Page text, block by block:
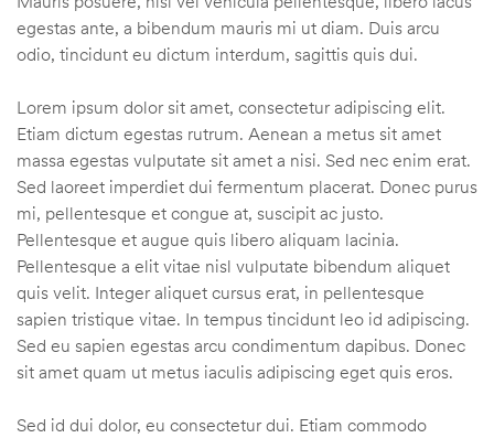
egestas ante, a bibendum mauris mi ut diam. Duis arcu
odio, tincidunt eu dictum interdum, sagittis quis dui.
Lorem ipsum dolor sit amet, consectetur adipiscing elit.
Etiam dictum egestas rutrum. Aenean a metus sit amet
massa egestas vulputate sit amet a nisi. Sed nec enim erat.
Sed laoreet imperdiet dui fermentum placerat. Donec purus
mi, pellentesque et congue at, suscipit ac justo.
Pellentesque et augue quis libero aliquam lacinia.
Pellentesque a elit vitae nisl vulputate bibendum aliquet
quis velit. Integer aliquet cursus erat, in pellentesque
sapien tristique vitae. In tempus tincidunt leo id adipiscing.
Sed eu sapien egestas arcu condimentum dapibus. Donec
sit amet quam ut metus iaculis adipiscing eget quis eros.
Sed id dui dolor, eu consectetur dui. Etiam commodo